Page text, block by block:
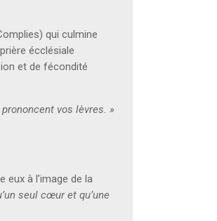
qui culmine
écclésiale
et de fécondité
vos lèvres. »
eux à l’image de la
seul cœur et qu’une